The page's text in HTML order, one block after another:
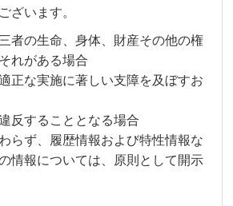
ざいます。
者の生命、身体、財産その他の権
れがある場合
正な実施に著しい支障を及ぼすお
反することとなる場合
らず、履歴情報および特性情報な
情報については、原則として開示